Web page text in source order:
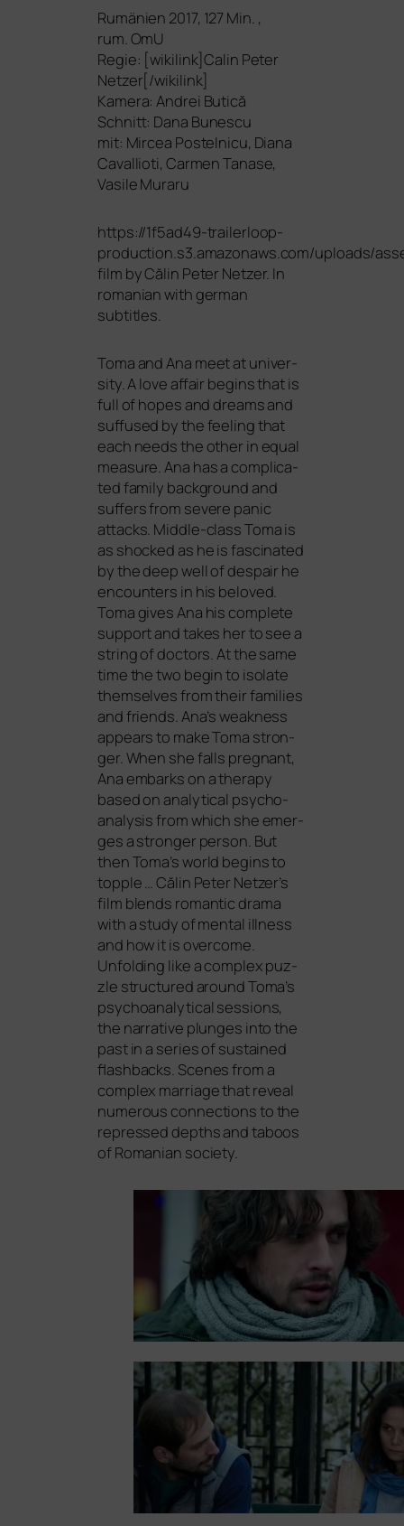
Rumänien 2017, 127 Min. ,
rum. OmU
Regie: [wikilink]Calin Peter
Netzer[/wikilink]
Kamera: Andrei Butică
Schnitt: Dana Bunescu
mit: Mircea Postelnicu, Diana
Cavallioti, Carmen Tanase,
Vasile Muraru
https://1f5ad49-trailerloop-
production.s3.amazonaws.com/uploads/
film by Călin Peter Netzer. In
roma­ni­an with ger­man
subtitles.
Toma and Ana meet at uni­ver­
si­ty. A love affair beg­ins that is
full of hopes and dreams and
suf­fu­sed by the fee­ling that
each needs the other in equal
mea­su­re. Ana has a com­pli­ca­
ted fami­ly back­ground and
suf­fers from seve­re panic
attacks. Middle-class Toma is
as sho­cked as he is fasci­na­ted
by the deep well of des­pair he
encoun­ters in his bel­oved.
Toma gives Ana his com­ple­te
sup­port and takes her to see a
string of doc­tors. At the same
time the two begin to iso­la­te
them­sel­ves from their fami­lies
and fri­ends. Ana’s weak­ne­ss
appears to make Toma stron­
ger. When she falls pregnant,
Ana embarks on a the­ra­py
based on ana­ly­ti­cal psy­cho­
ana­ly­sis from which she emer­
ges a stron­ger per­son. But
then Toma’s world beg­ins to
topp­le … Călin Peter Netzer’s
film blends roman­tic dra­ma
with a stu­dy of men­tal ill­ness
and how it is over­co­me.
Unfolding like a com­plex puz­
zle struc­tu­red around Toma’s
psy­cho­ana­ly­ti­cal ses­si­ons,
the nar­ra­ti­ve plun­ges into the
past in a series of sus­tained
flash­backs. Scenes from a
com­plex mar­ria­ge that reve­al
num­e­rous con­nec­tions to the
repres­sed depths and taboos
of Romanian society.